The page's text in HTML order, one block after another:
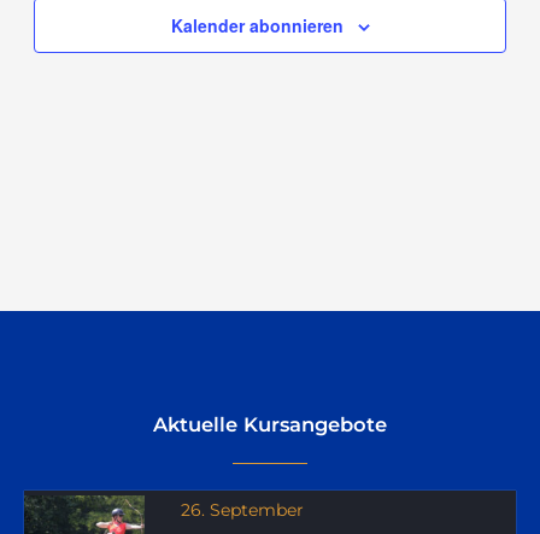
Kalender abonnieren
Aktuelle Kursangebote
26. September